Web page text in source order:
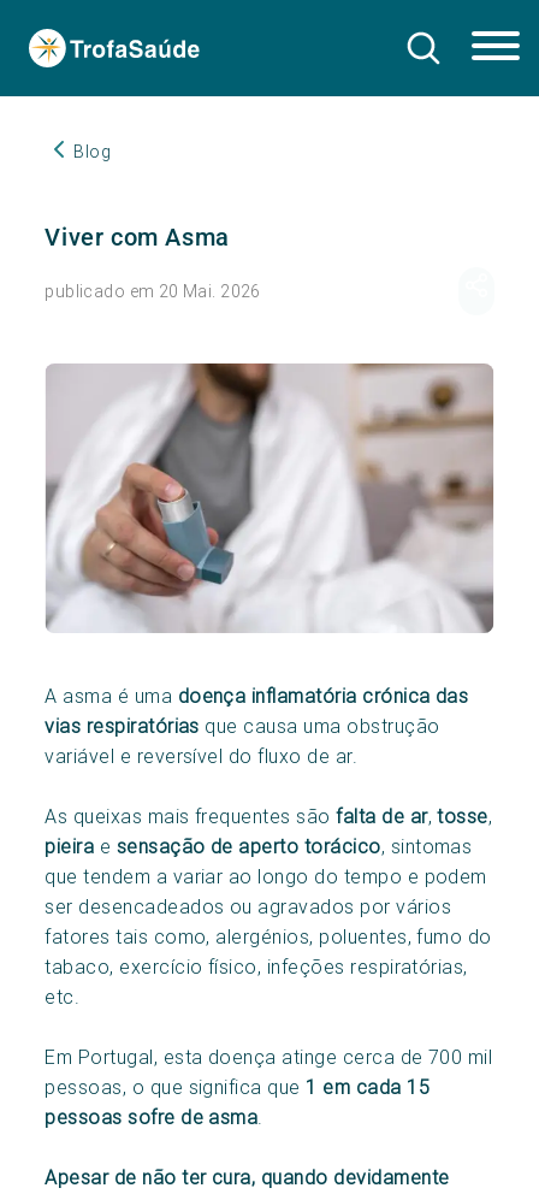
Blog
Viver com Asma
publicado em 20 Mai. 2026
A asma é uma doença inflamatória crónica das
vias respiratórias que causa uma obstrução
variável e reversível do fluxo de ar.
As queixas mais frequentes sãofalta de ar,tosse,
pieira e sensação de aperto torácico, sintomas
que tendem a variar ao longo do tempo e podem
ser desencadeados ou agravados por vários
fatores tais como, alergénios, poluentes, fumo do
tabaco, exercício físico, infeções respiratórias,
etc.
Em Portugal, esta doença atinge cerca de 700 mil
pessoas, o que significa que 1 em cada 15
pessoas sofre de asma
Apesar de não ter cura, quando devidamente